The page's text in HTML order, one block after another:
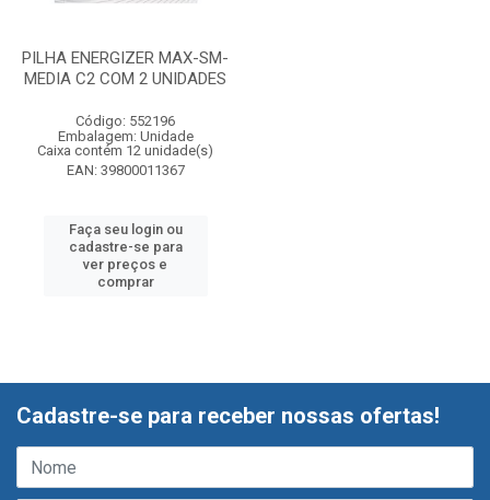
PILHA ENERGIZER MAX-SM-
MEDIA C2 COM 2 UNIDADES
Código: 552196
Embalagem: Unidade
Caixa contém 12 unidade(s)
EAN: 39800011367
Faça seu login ou
cadastre-se para
ver preços e
comprar
Cadastre-se para receber nossas ofertas!